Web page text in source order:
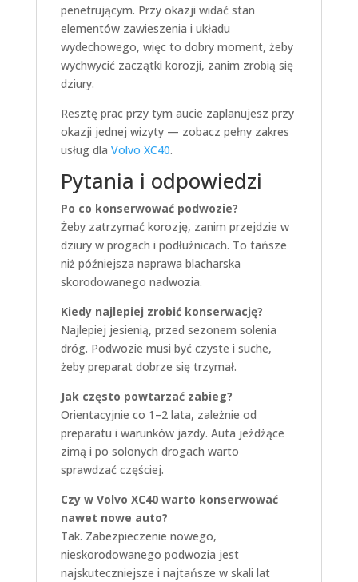
penetrującym. Przy okazji widać stan
elementów zawieszenia i układu
wydechowego, więc to dobry moment, żeby
wychwycić zaczątki korozji, zanim zrobią się
dziury.
Resztę prac przy tym aucie zaplanujesz przy
okazji jednej wizyty — zobacz pełny zakres
usług dla Volvo XC40.
Pytania i odpowiedzi
Po co konserwować podwozie?
Żeby zatrzymać korozję, zanim przejdzie w
dziury w progach i podłużnicach. To tańsze
niż późniejsza naprawa blacharska
skorodowanego nadwozia.
Kiedy najlepiej zrobić konserwację?
Najlepiej jesienią, przed sezonem solenia
dróg. Podwozie musi być czyste i suche,
żeby preparat dobrze się trzymał.
Jak często powtarzać zabieg?
Orientacyjnie co 1–2 lata, zależnie od
preparatu i warunków jazdy. Auta jeżdżące
zimą i po solonych drogach warto
sprawdzać częściej.
Czy w Volvo XC40 warto konserwować
nawet nowe auto?
Tak. Zabezpieczenie nowego,
nieskorodowanego podwozia jest
najskuteczniejsze i najtańsze w skali lat